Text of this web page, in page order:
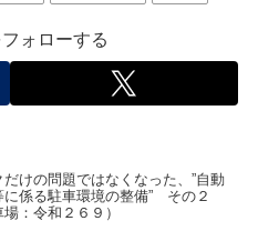
ォローする
だけの問題ではなくなった、”自動
に係る駐車環境の整備” その２
場：令和２６９）